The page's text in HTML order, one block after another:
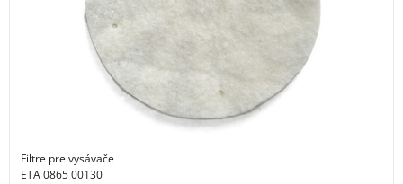
Filtre pre vysávače
ETA 0865 00130